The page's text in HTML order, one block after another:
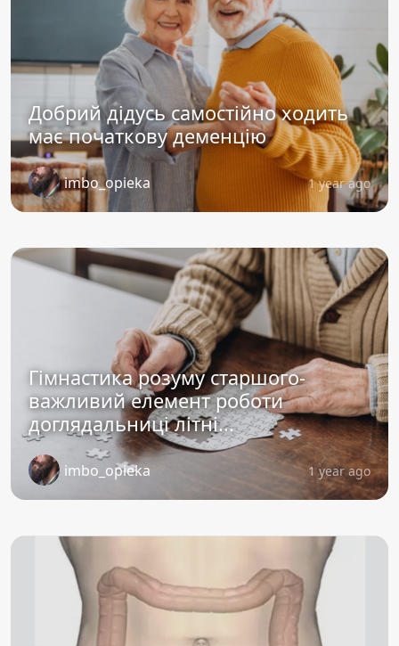
Добрий дідусь самостійно ходить
має початкову деменцію
imbo_opieka 1 year ago
Гімнастика розуму старшого-
важливий елемент роботи
доглядальниці літні...
imbo_opieka 1 year ago